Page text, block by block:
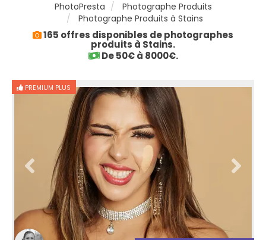
PhotoPresta
Photographe Produits
Photographe Produits à Stains
165 offres disponibles de photographes
produits à Stains.
De 50€ à 8000€.
PREMIUM PLUS